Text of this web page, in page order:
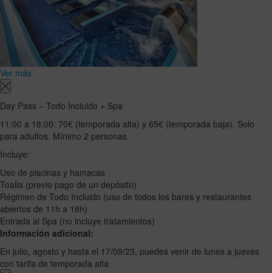
Ver más
Day Pass – Todo Incluido + Spa
11:00 a 18:00: 70€ (temporada alta) y 65€ (temporada baja). Solo
para adultos. Mínimo 2 personas.
Incluye:
Uso de piscinas y hamacas
Toalla (previo pago de un depósito)
Régimen de Todo Incluido (uso de todos los bares y restaurantes
abiertos de 11h a 18h)
Entrada al Spa (no incluye tratamientos)
Información adicional:
En julio, agosto y hasta el 17/09/23, puedes venir de lunes a jueves
con tarifa de temporada alta